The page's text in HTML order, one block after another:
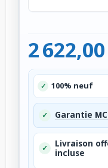
2
✓ 100% neuf
✓ Garantie
✓
Livraison
incluse